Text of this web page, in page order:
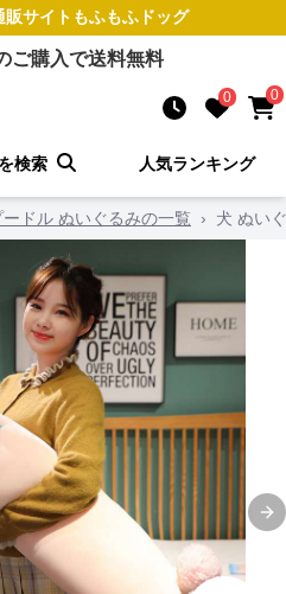
販サイト もふもふドッグ
ご購入で送料無料
0 0
検索 人気ランキング
ードル ぬいぐるみの一覧 › 犬 ぬい